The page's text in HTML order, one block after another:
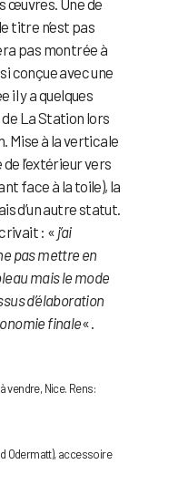
titre n’est pas
pas montrée à
conçue avec une
il y a quelques
La Station lors
Mise à la verticale
l’extérieur vers
face à la toile), la
d’un autre statut.
: « j’ai
pas mettre en
mais le mode
d’élaboration
finale« .
vendre, Nice. Rens:
Odermatt), accessoire